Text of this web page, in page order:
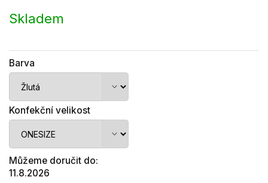
cena:
Skladem
Barva
Konfekční velikost
Můžeme doručit do:
11.8.2026